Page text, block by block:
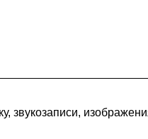
звукозаписи,